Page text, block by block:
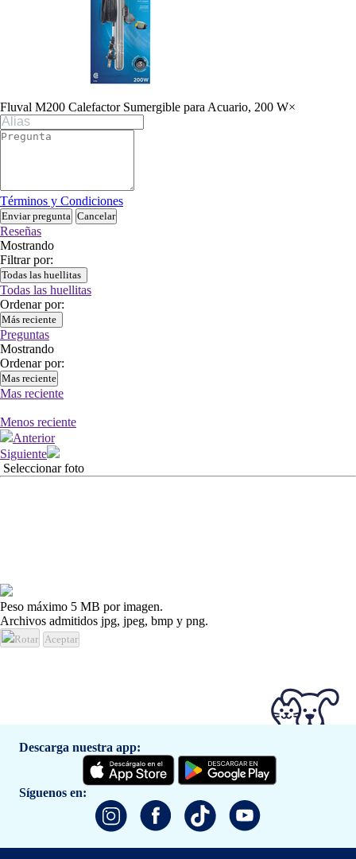
Fluval M200 Calefactor Sumergible para Acuario, 200 W×
Términos y Condiciones
Enviar pregunta Cancelar
Reseñas
Mostrando
Filtrar por:
Todas las huellitas
Todas las huellitas
Ordenar por:
Más reciente
Preguntas
Mostrando
Ordenar por:
Mas reciente
Mas reciente
Menos reciente
Anterior
Siguiente
Seleccionar foto
Peso máximo 5 MB por imagen.
Archivos admitidos jpg, jpeg, bmp y png.
Rotar Aceptar
Descarga nuestra app:
Síguenos en: